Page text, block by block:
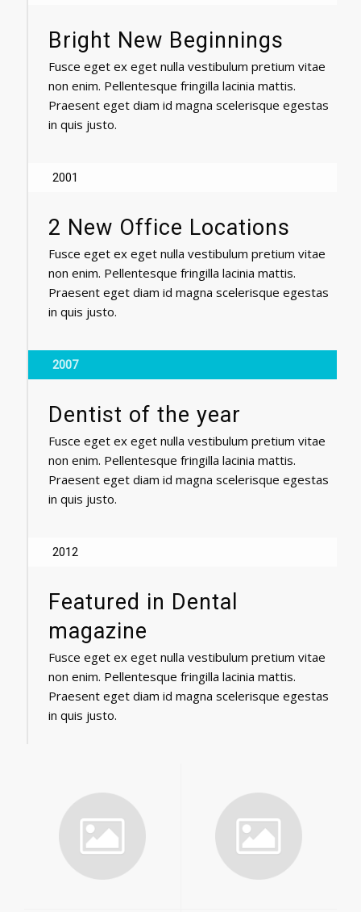
Bright New Beginnings
Fusce eget ex eget nulla vestibulum pretium vitae
non enim. Pellentesque fringilla lacinia mattis.
Praesent eget diam id magna scelerisque egestas
in quis justo.
2001
2 New Office Locations
Fusce eget ex eget nulla vestibulum pretium vitae
non enim. Pellentesque fringilla lacinia mattis.
Praesent eget diam id magna scelerisque egestas
in quis justo.
2007
Dentist of the year
Fusce eget ex eget nulla vestibulum pretium vitae
non enim. Pellentesque fringilla lacinia mattis.
Praesent eget diam id magna scelerisque egestas
in quis justo.
2012
Featured in Dental
magazine
Fusce eget ex eget nulla vestibulum pretium vitae
non enim. Pellentesque fringilla lacinia mattis.
Praesent eget diam id magna scelerisque egestas
in quis justo.